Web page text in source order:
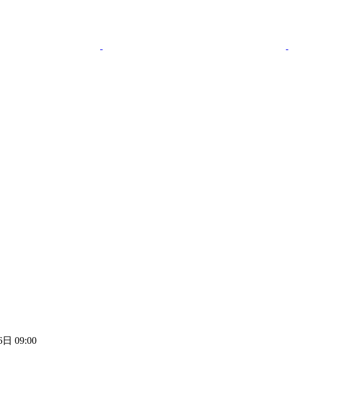
09:00